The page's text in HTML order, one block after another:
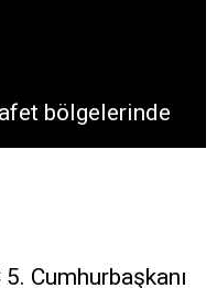
bölgelerinde
Cumhurbaşkanı